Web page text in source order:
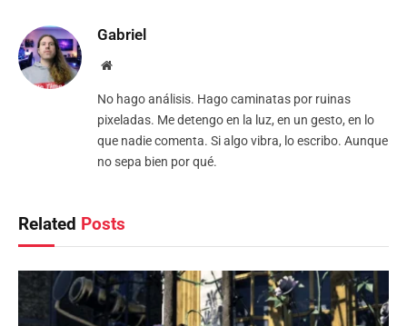
Gabriel
Website
No hago análisis. Hago caminatas por ruinas
pixeladas. Me detengo en la luz, en un gesto, en lo
que nadie comenta. Si algo vibra, lo escribo. Aunque
no sepa bien por qué.
Related Posts